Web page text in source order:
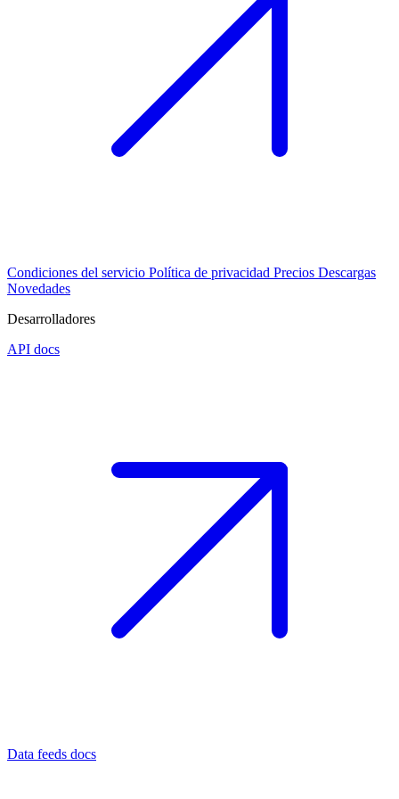
Condiciones del servicio Política de privacidad Precios Descargas
Novedades
Desarrolladores
API docs
Data feeds docs